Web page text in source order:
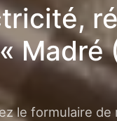
« Madré
le formulaire